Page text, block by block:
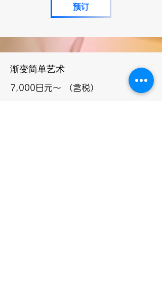
预订
渐变简单艺术
7,000日元～ （含税）